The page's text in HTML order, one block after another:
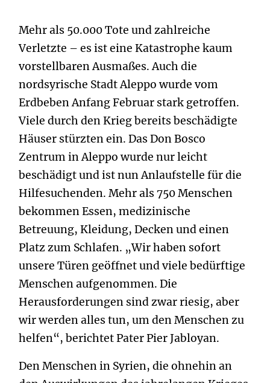
Mehr als 50.000 Tote und zahlreiche
Verletzte – es ist eine Katastrophe kaum
vorstellbaren Ausmaßes. Auch die
nordsyrische Stadt Aleppo wurde vom
Erdbeben Anfang Februar stark getroffen.
Viele durch den Krieg bereits beschädigte
Häuser stürzten ein. Das Don Bosco
Zentrum in Aleppo wurde nur leicht
beschädigt und ist nun Anlaufstelle für die
Hilfesuchenden. Mehr als 750 Menschen
bekommen Essen, medizinische
Betreuung, Kleidung, Decken und einen
Platz zum Schlafen. „Wir haben sofort
unsere Türen geöffnet und viele bedürftige
Menschen aufgenommen. Die
Herausforderungen sind zwar riesig, aber
wir werden alles tun, um den Menschen zu
helfen“, berichtet Pater Pier Jabloyan.
Den Menschen in Syrien, die ohnehin an